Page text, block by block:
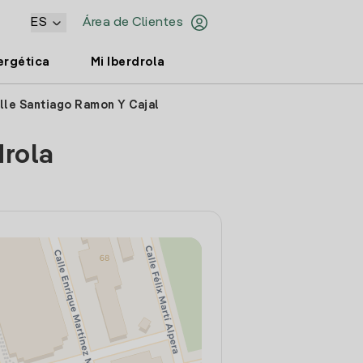
Área de Clientes
ES
Mi Iberdrola
Santiago Ramon Y Cajal